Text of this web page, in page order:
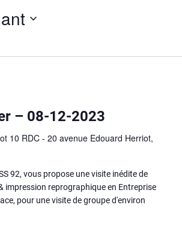
– 08-12-2023
10 RDC - 20 avenue Edouard Herriot,
92, vous propose une visite inédite de
impression reprographique en Entreprise
pour une visite de groupe d'environ